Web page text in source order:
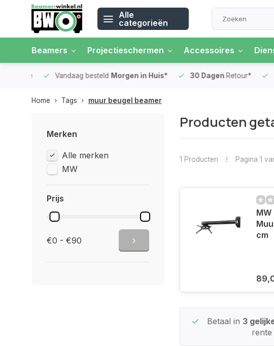
Alle
categorieën
Beamers Projectieschermen Accessoires
Vandaag besteldMorgen in Huis* 30 DagenRetour*
Home Tags muur beugel beamer
Merken
Alle merken
MW
Prijs
€0 - €90
Producten
1 Producten Pagina 1
MW
cm
Betaal in 3
rente